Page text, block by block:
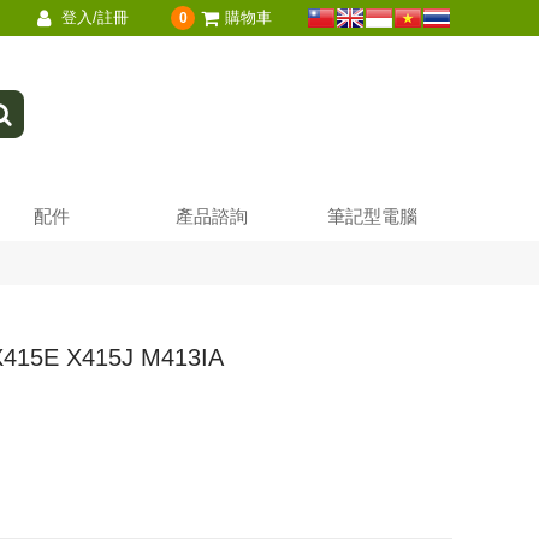
登入/註冊 0 購物車
配件 產品諮詢 筆記型電腦
X415J M413IA